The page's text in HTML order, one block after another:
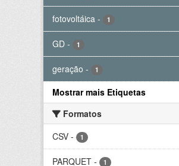
fotovoltáica - 1
GD - 1
geração - 1
Mostrar mais Etiquetas
Formatos
CSV - 1
PARQUET - 1